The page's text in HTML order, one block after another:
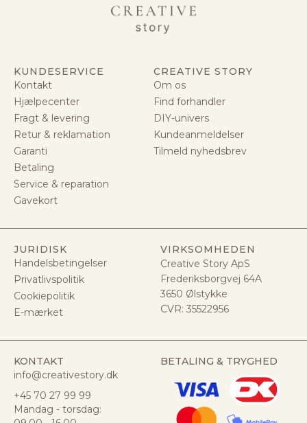
KUNDESERVICE
Kontakt
Hjælpecenter
Fragt & levering
Retur & reklamation
Garanti
Betaling
Service & reparation
Gavekort
CREATIVE STORY
Om os
Find forhandler
DIY-univers
Kundeanmeldelser
Tilmeld nyhedsbrev
JURIDISK
Handelsbetingelser
Privatlivspolitik
Cookiepolitik
E-mærket
VIRKSOMHEDEN
Creative Story ApS
Frederiksborgvej 64A
3650 Ølstykke
CVR: 35522956
KONTAKT
info@creativestory.dk
+45 70 27 99 99
Mandag - torsdag:
BETALING & TRYGHED